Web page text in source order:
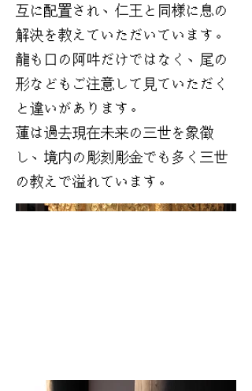
互に配置され、仁王と同様に息の
解決を教えていただいています。
龍も口の阿吽だけではなく、尾の
形などもご注意して見ていただく
と違いがあります。
蓮は過去現在未来の三世を象徴
し、境内の彫刻彫金でも多く三世
の教えで溢れています。